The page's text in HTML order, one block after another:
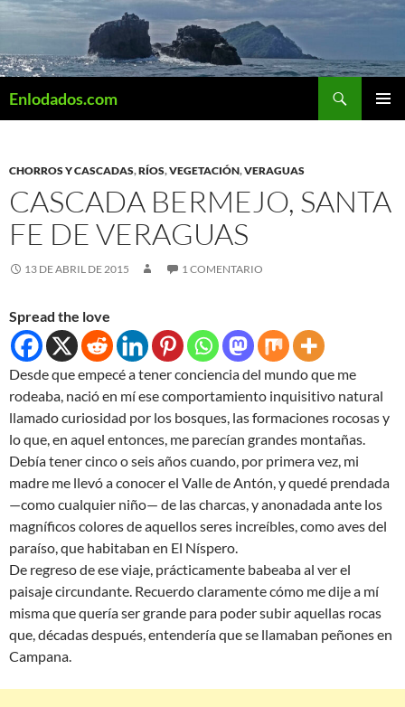
Saltar
al
contenido
Enlodados.com
CHORROS Y CASCADAS,RÍOS,VEGETACIÓN,VERAGUAS
CASCADA BERMEJO, SANTA
FE DE VERAGUAS
13 DE ABRIL DE 2015 1 COMENTARIO
Spread the love
Desde que empecé a tener conciencia del mundo que me
rodeaba, nació en mí ese comportamiento inquisitivo natural
llamado curiosidad por los bosques, las formaciones rocosas y
lo que, en aquel entonces, me parecían grandes montañas.
Debía tener cinco o seis años cuando, por primera vez, mi
madre me llevó a conocer el Valle de Antón, y quedé prendada
—como cualquier niño— de las charcas, y anonadada ante los
magníficos colores de aquellos seres increíbles, como aves del
paraíso, que habitaban en El Níspero.
De regreso de ese viaje, prácticamente babeaba al ver el
paisaje circundante. Recuerdo claramente cómo me dije a mí
misma que quería ser grande para poder subir aquellas rocas
que, décadas después, entendería que se llamaban peñones en
Campana.